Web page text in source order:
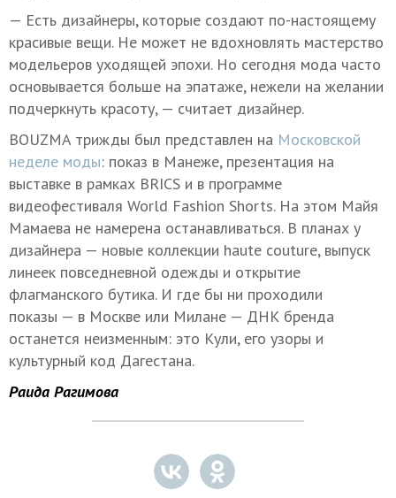
— Есть дизайнеры, которые создают по-настоящему
красивые вещи. Не может не вдохновлять мастерство
модельеров уходящей эпохи. Но сегодня мода часто
основывается больше на эпатаже, нежели на желании
подчеркнуть красоту, — считает дизайнер.
BOUZMA трижды был представлен на Московской
неделе моды: показ в Манеже, презентация на
выставке в рамках BRICS и в программе
видеофестиваля World Fashion Shorts. На этом Майя
Мамаева не намерена останавливаться. В планах у
дизайнера — новые коллекции haute couture, выпуск
линеек повседневной одежды и открытие
флагманского бутика. И где бы ни проходили
показы — в Москве или Милане — ДНК бренда
останется неизменным: это Кули, его узоры и
культурный код Дагестана.
Раида Рагимова